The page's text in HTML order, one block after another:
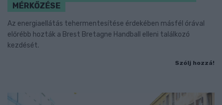
MÉRKŐZÉSE
Az energiaellátás tehermentesítése érdekében másfél órával
előrébb hozták a Brest Bretagne Handball elleni találkozó
kezdését.
Szólj hozzá!